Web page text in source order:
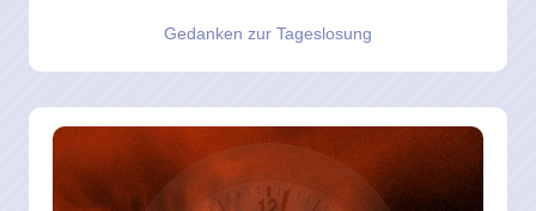
Gedanken zur Tageslosung